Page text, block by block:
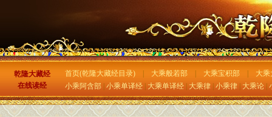
乾隆大藏经
在线读经
首页(乾隆大藏经目录) 大乘般若部 大乘宝积部
大乘
小乘阿含部 小乘单译经 大乘单译经 大乘律 小乘律 大乘论